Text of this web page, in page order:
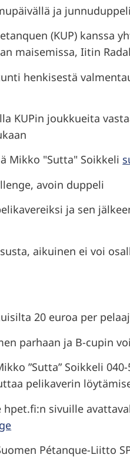
ja
(KUP) kanssa
maisemissa, Iitin
henkisestä
KUPin joukkueita
Mikko "Sutta" Soikkeli
avoin duppeli
ja sen
aikuinen ei voi
20 euroa per
parhaan ja B-cupin
”Sutta” Soikkeli
pelikaverin
sivuille
Pétanque-Liitto